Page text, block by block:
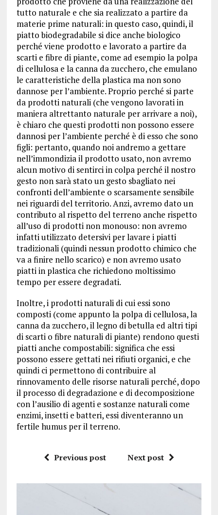
tutto naturale e che sia realizzato a partire da
materie prime naturali: in questo caso, quindi, il
piatto biodegradabile si dice anche biologico
perché viene prodotto e lavorato a partire da
scarti e fibre di piante, come ad esempio la polpa
di cellulosa e la canna da zucchero, che emulano
le caratteristiche della plastica ma non sono
dannose per l’ambiente. Proprio perché si parte
da prodotti naturali (che vengono lavorati in
maniera altrettanto naturale per arrivare a noi),
è chiaro che questi prodotti non possono essere
dannosi per l’ambiente perché è di esso che sono
figli: pertanto, quando noi andremo a gettare
nell’immondizia il prodotto usato, non avremo
alcun motivo di sentirci in colpa perché il nostro
gesto non sarà stato un gesto sbagliato nei
confronti dell’ambiente o scarsamente sensibile
nei riguardi del territorio. Anzi, avremo dato un
contributo al rispetto del terreno anche rispetto
all’uso di prodotti non monouso: non avremo
infatti utilizzato detersivi per lavare i piatti
tradizionali (quindi nessun prodotto chimico che
va a finire nello scarico) e non avremo usato
piatti in plastica che richiedono moltissimo
tempo per essere degradati.
Inoltre, i prodotti naturali di cui essi sono
composti (come appunto la polpa di cellulosa, la
canna da zucchero, il legno di betulla ed altri tipi
di scarti o fibre naturali di piante) rendono questi
piatti anche compostabili: significa che essi
possono essere gettati nei rifiuti organici, e che
quindi ci permettono di contribuire al
rinnovamento delle risorse naturali perché, dopo
il processo di degradazione e di decomposizione
con l’ausilio di agenti e sostanze naturali come
enzimi, insetti e batteri, essi diventeranno un
fertile humus per il terreno.
Previous post Next post